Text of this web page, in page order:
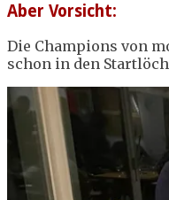
Aber Vorsicht:
Die Champions von
schon in den